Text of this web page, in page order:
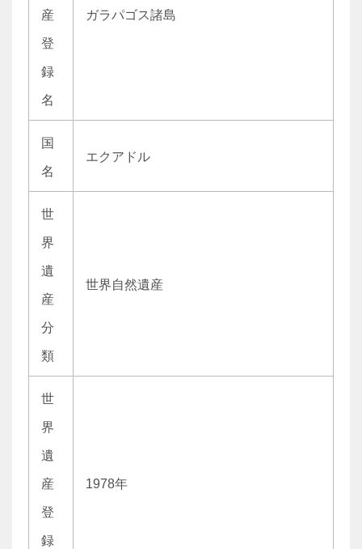
産
登
録
名
ガラパゴス諸島
国
名
エクアドル
世
界
遺
産
分
類
世界自然遺産
世
界
遺
産
登
録
1978年